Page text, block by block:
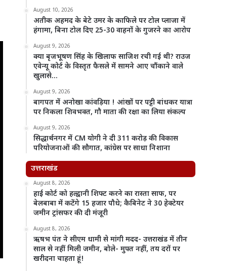
August 10, 2026
अतीक अहमद के बेटे उमर के काफिले पर टोल प्लाजा में
हंगामा, बिना टोल दिए 25-30 वाहनों के गुजरने का आरोप
August 9, 2026
क्या बृजभूषण सिंह के खिलाफ साजिश रची गई थी? राउज
एवेन्यू कोर्ट के विस्तृत फैसले में सामने आए चौंकाने वाले
खुलासे…
August 9, 2026
बागपत में अनोखा कांवड़िया ! आंखों पर पट्टी बांधकर यात्रा
पर निकला शिवभक्त, गौ माता की रक्षा का लिया संकल्प
August 9, 2026
सिद्धार्थनगर में CM योगी ने दी 311 करोड़ की विकास
परियोजनाओं की सौगात, कांग्रेस पर साधा निशाना
उत्तराखंड
August 8, 2026
हाई कोर्ट को हल्द्वानी शिफ्ट करने का रास्ता साफ, पर
बेलबाबा में कटेंगे 15 हजार पौधे; कैबिनेट ने 30 हेक्टेयर
जमीन ट्रांसफर की दी मंजूरी
August 8, 2026
ऋषभ पंत ने सीएम धामी से मांगी मदद- उत्तराखंड में तीन
साल से नहीं मिली जमीन, बोले- मुफ्त नहीं, तय दरों पर
खरीदना चाहता हूं!